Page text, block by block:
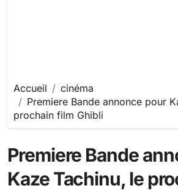
Accueil
cinéma
Premiere Bande annonce pour
prochain film Ghibli
Premiere Bande
Kaze Tachinu, le